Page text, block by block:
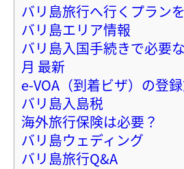
バリ島旅行へ行くプラン
バリ島エリア情報
バリ島入国手続きで必
月 最新
e-VOA（到着ビザ）の登
バリ島入島税
海外旅行保険は必要？
バリ島ウェディング
バリ島旅行Q&A